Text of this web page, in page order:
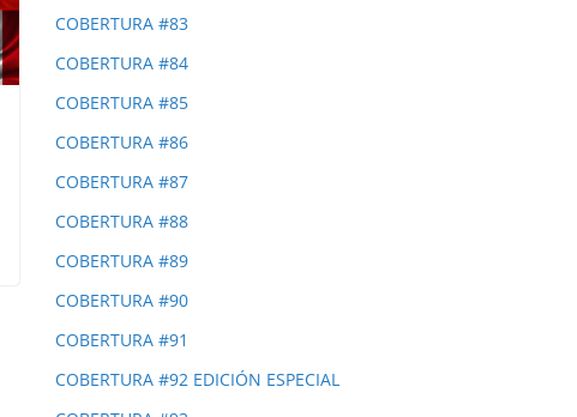
COBERTURA #83
COBERTURA #84
COBERTURA #85
COBERTURA #86
COBERTURA #87
COBERTURA #88
COBERTURA #89
COBERTURA #90
COBERTURA #91
COBERTURA #92 EDICIÓN ESPECIAL